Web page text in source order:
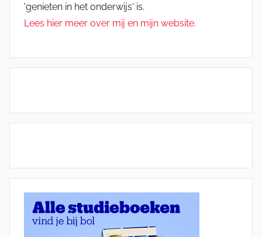
'genieten in het onderwijs' is.
Lees hier meer over mij en mijn website.